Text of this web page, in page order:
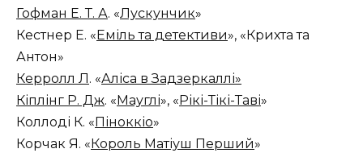
Гофман Е. Т. А. «Лускунчик»
Кестнер Е. «Еміль та детективи», «Крихта та
Антон»
Керролл Л. «Аліса в Задзеркаллі»
Кіплінг Р. Дж. «Мауглі», «Рікі-Тікі-Таві»
Коллоді К. «Піноккіо»
Корчак Я. «Король Матіуш Перший»